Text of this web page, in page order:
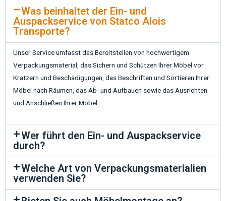
Was beinhaltet der Ein- und
Auspackservice von Statco Alois
Transporte?
Unser Service umfasst das Bereitstellen von hochwertigem
Verpackungsmaterial, das Sichern und Schützen Ihrer Möbel vor
Kratzern und Beschädigungen, das Beschriften und Sortieren Ihrer
Möbel nach Räumen, das Ab- und Aufbauen sowie das Ausrichten
und Anschließen Ihrer Möbel.
Wer führt den Ein- und Auspackservice
durch?
Welche Art von Verpackungsmaterialien
verwenden Sie?